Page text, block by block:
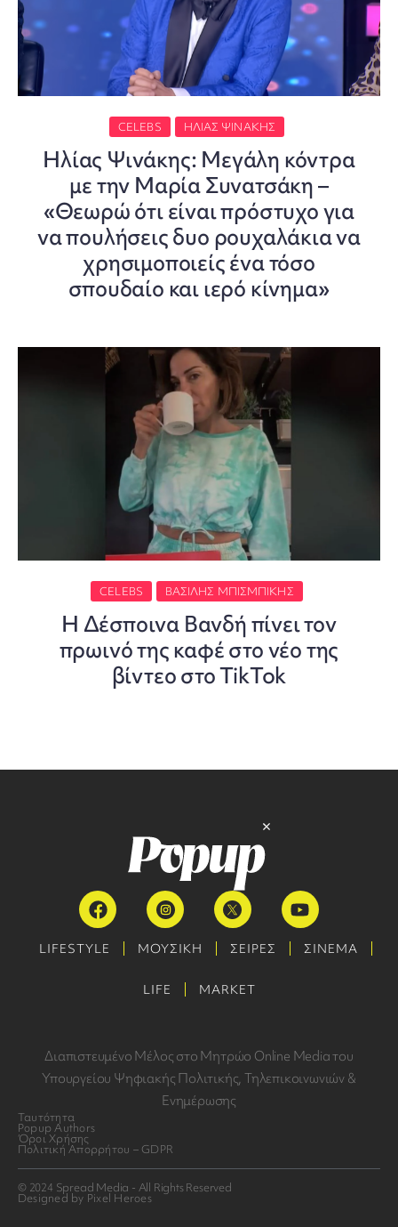
CELEBS ΗΛΊΑΣ ΨΙΝΆΚΗΣ
Ηλίας Ψινάκης: Μεγάλη κόντρα
με την Μαρία Συνατσάκη –
«Θεωρώ ότι είναι πρόστυχο για
να πουλήσεις δυο ρουχαλάκια να
χρησιμοποιείς ένα τόσο
σπουδαίο και ιερό κίνημα»
CELEBS ΒΑΣΊΛΗΣ ΜΠΙΣΜΠΊΚΗΣ
Η Δέσποινα Βανδή πίνει τον
πρωινό της καφέ στο νέο της
βίντεο στο TikTok
LIFESTYLE ΜΟΥΣΙΚΗ ΣΕΙΡΕΣ ΣΙΝΕΜΑ
LIFE MARKET
Διαπιστευμένο Μέλος στο Μητρώο Online Media του
Υπουργείου Ψηφιακής Πολιτικής, Τηλεπικοινωνιών &
Ενημέρωσης
Ταυτότητα
Popup Authors
Όροι Χρήσης
Πολιτική Απορρήτου – GDPR
© 2024 Spread Media - All Rights Reserved
Designed by Pixel Heroes